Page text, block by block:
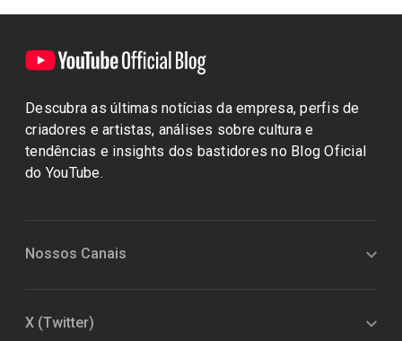
Descubra as últimas notícias da empresa, perfis de
criadores e artistas, análises sobre cultura e
tendências e insights dos bastidores no Blog Oficial
do YouTube.
Nossos Canais
X (Twitter)